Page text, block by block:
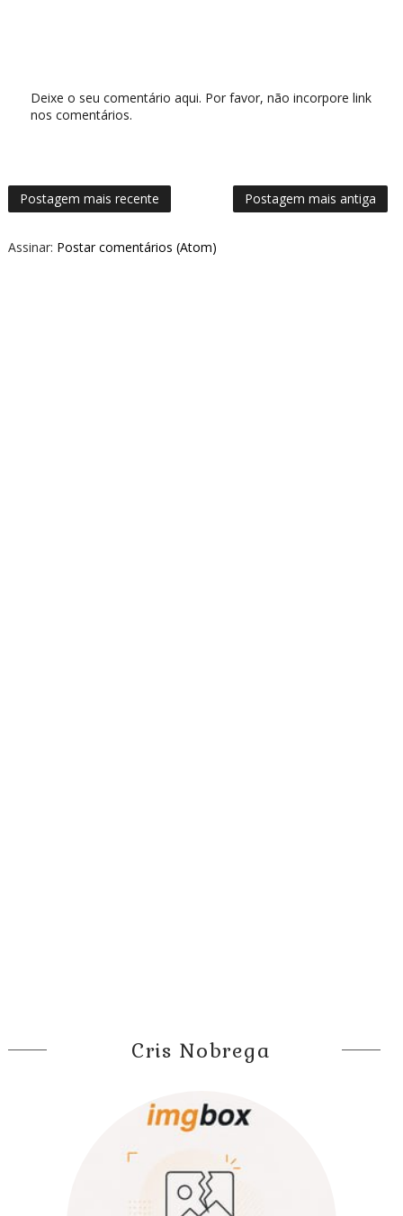
Deixe o seu comentário aqui. Por favor, não incorpore link
nos comentários.
Postagem mais recente Postagem mais antiga
Assinar: Postar comentários (Atom)
Cris Nobrega